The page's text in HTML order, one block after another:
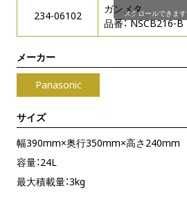
234-06102
ガンメタ
品番： NSCB216-B
スクロールできます
メーカー
Panasonic
サイズ
幅390mm×奥行350mm×高さ240mm
容量：24L
最大積載量：3kg